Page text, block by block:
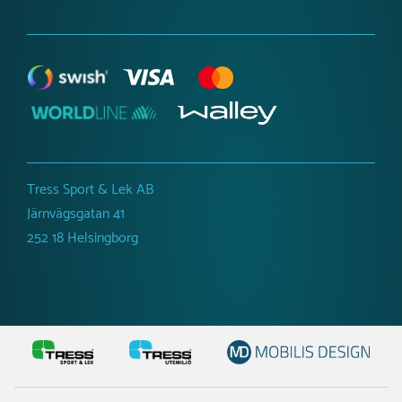
Tress Sport & Lek AB
Järnvägsgatan 41
252 18 Helsingborg